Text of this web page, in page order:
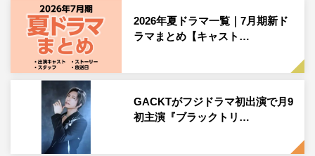
痴漢から助けてくれた年上の男に惹かれていく、素直で不
器用な大学生・日崎藍之助役には、『彼のいる生活』
（TOKYO MX）でのW主演や、『高良くんと天城くん』
『墜落JKと廃人教師』（ともにMBS）、『ジャンヌの裁
き』（テレ東系）などの話題作へ出演が続く坂井翔。
藍之助を助けた縁から彼と惹かれ合う訳ありイケオジ社
2026年夏ドラマ一覧｜7月期新ド
ラマまとめ【キャスト…
GACKTがフジドラマ初出演で月9
初主演『ブラックトリ…